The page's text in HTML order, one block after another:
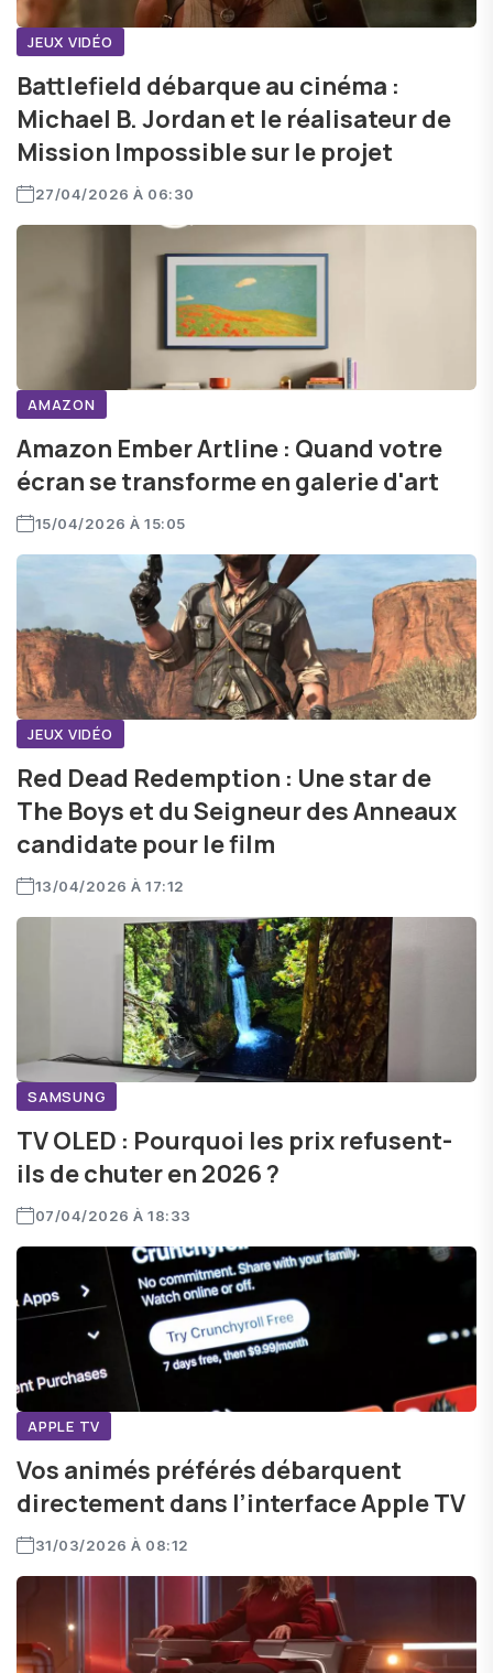
JEUX VIDÉO
Battlefield débarque au cinéma :
Michael B. Jordan et le réalisateur de
Mission Impossible sur le projet
27/04/2026 À 06:30
AMAZON
Amazon Ember Artline : Quand votre
écran se transforme en galerie d'art
15/04/2026 À 15:05
JEUX VIDÉO
Red Dead Redemption : Une star de
The Boys et du Seigneur des Anneaux
candidate pour le film
13/04/2026 À 17:12
SAMSUNG
TV OLED : Pourquoi les prix refusent-
ils de chuter en 2026 ?
07/04/2026 À 18:33
APPLE TV
Vos animés préférés débarquent
directement dans l’interface Apple TV
31/03/2026 À 08:12